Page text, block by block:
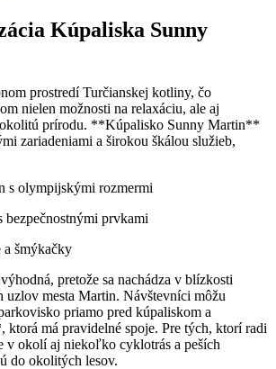
Kúpaliska Sunny
prostredí Turčianskej kotliny, čo
nielen možnosti na relaxáciu, ale aj
prírodu. **Kúpalisko Sunny Martin**
zariadeniami a širokou škálou služieb,
s olympijskými rozmermi
bezpečnostnými prvkami
a šmýkačky
pretože sa nachádza v blízkosti
uzlov mesta Martin. Návštevníci môžu
priamo pred kúpaliskom a
má pravidelné spoje. Pre tých, ktorí radi
v okolí aj niekoľko cyklotrás a peších
do okolitých lesov.